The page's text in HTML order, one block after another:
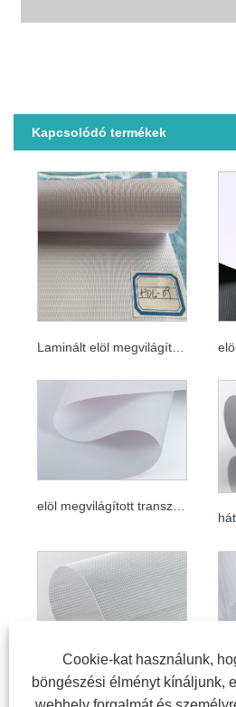
Kapcsolódó termékek
Laminált elöl megvilágított transzparens
elöl megvilágított transzparens
PVC hálós transzparens
Cookie-kat használunk,
böngészési élményt kínáljunk,